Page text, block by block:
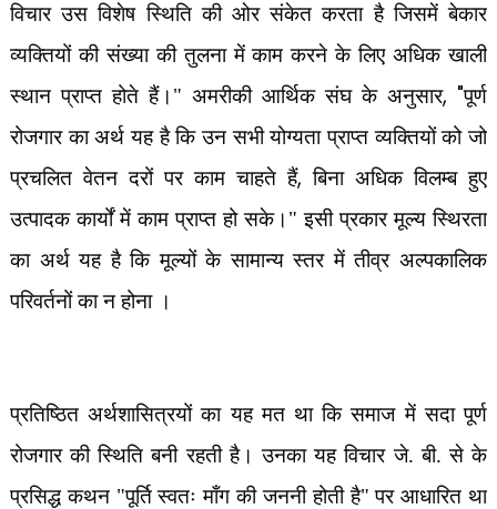
विचार उस विशेष स्थिति की ओर संकेत करता है जिसमें बेकार
व्यक्तियों की संख्या की तुलना में काम करने के लिए अधिक खाली
स्थान प्राप्त होते हैं।" अमरीकी आर्थिक संघ के अनुसार, "पूर्ण
रोजगार का अर्थ यह है कि उन सभी योग्यता प्राप्त व्यक्तियों को जो
प्रचलित वेतन दरों पर काम चाहते हैं,बिना अधिक विलम्ब हुए
उत्पादक कार्यों में काम प्राप्त हो सके।" इसी प्रकार मूल्य स्थिरता
का अर्थ यह है कि मूल्यों के सामान्य स्तर में तीव्र अल्पकालिक
परिवर्तनों का न होना ।
प्रतिष्ठित अर्थशासित्रयों का यह मत था कि समाज में सदा पूर्ण
रोजगार की स्थिति बनी रहती है। उनका यह विचार जे. बी. से के
प्रसिद्ध कथन "पूर्ति स्वतः माँग की जननी होती है" पर आधारित था